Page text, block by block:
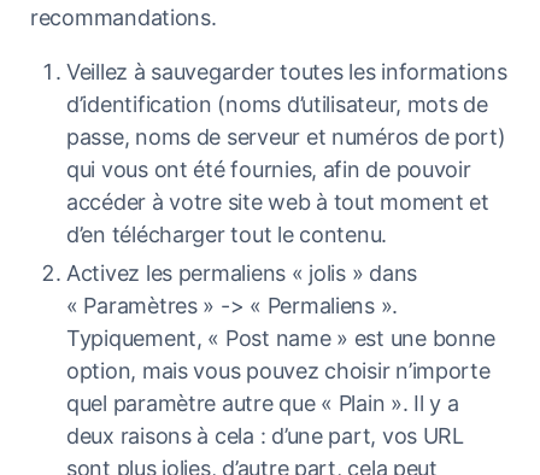
recommandations.
Veillez à sauvegarder toutes les informations
d’identification (noms d’utilisateur, mots de
passe, noms de serveur et numéros de port)
qui vous ont été fournies, afin de pouvoir
accéder à votre site web à tout moment et
d’en télécharger tout le contenu.
Activez les permaliens « jolis » dans
« Paramètres » -> « Permaliens ».
Typiquement, « Post name » est une bonne
option, mais vous pouvez choisir n’importe
quel paramètre autre que « Plain ». Il y a
deux raisons à cela : d’une part, vos URL
sont plus jolies, d’autre part, cela peut